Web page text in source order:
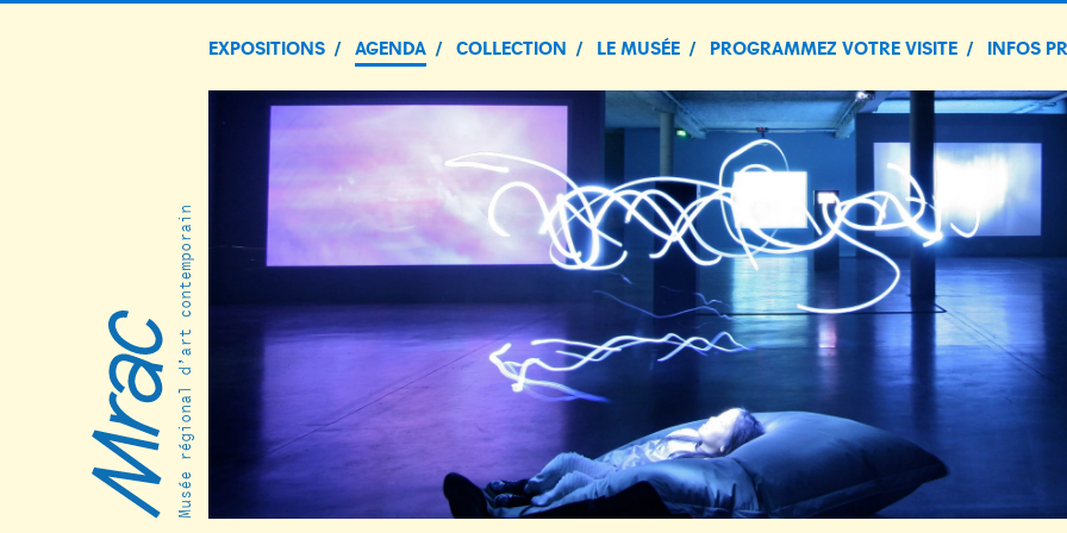
EXPOSITIONS AGENDA COLLECTION LE MUSÉE PROGRAMMEZ VOTRE VISITE INFOS
Musée régional d’art contemporain